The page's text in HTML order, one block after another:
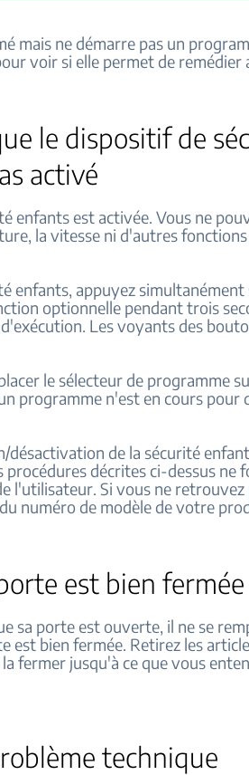
mais ne démarre pas un
voir si elle permet de remédier
le dispositif de
activé
enfants est activée. Vous ne
la vitesse ni d'autres
enfants, appuyez
optionnelle pendant trois
Les voyants des
le sélecteur de programme
programme n'est en cours pour
désactivation de la sécurité
procédures décrites ci-dessus ne
l'utilisateur. Si vous ne
numéro de modèle de votre
est bien fermée
sa porte est ouverte, il ne se
est bien fermée. Retirez les
fermer jusqu'à ce que vous
technique